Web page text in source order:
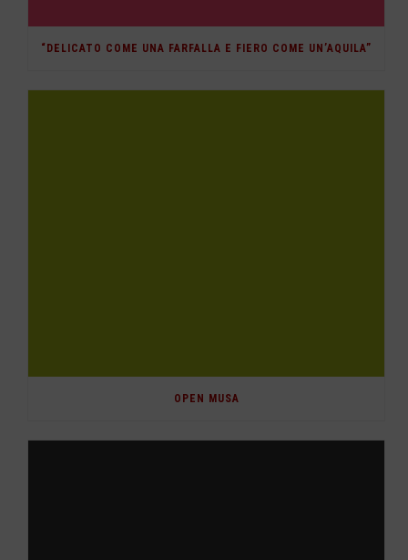
“DELICATO COME UNA FARFALLA E FIERO COME UN’AQUILA”
OPEN MUSA